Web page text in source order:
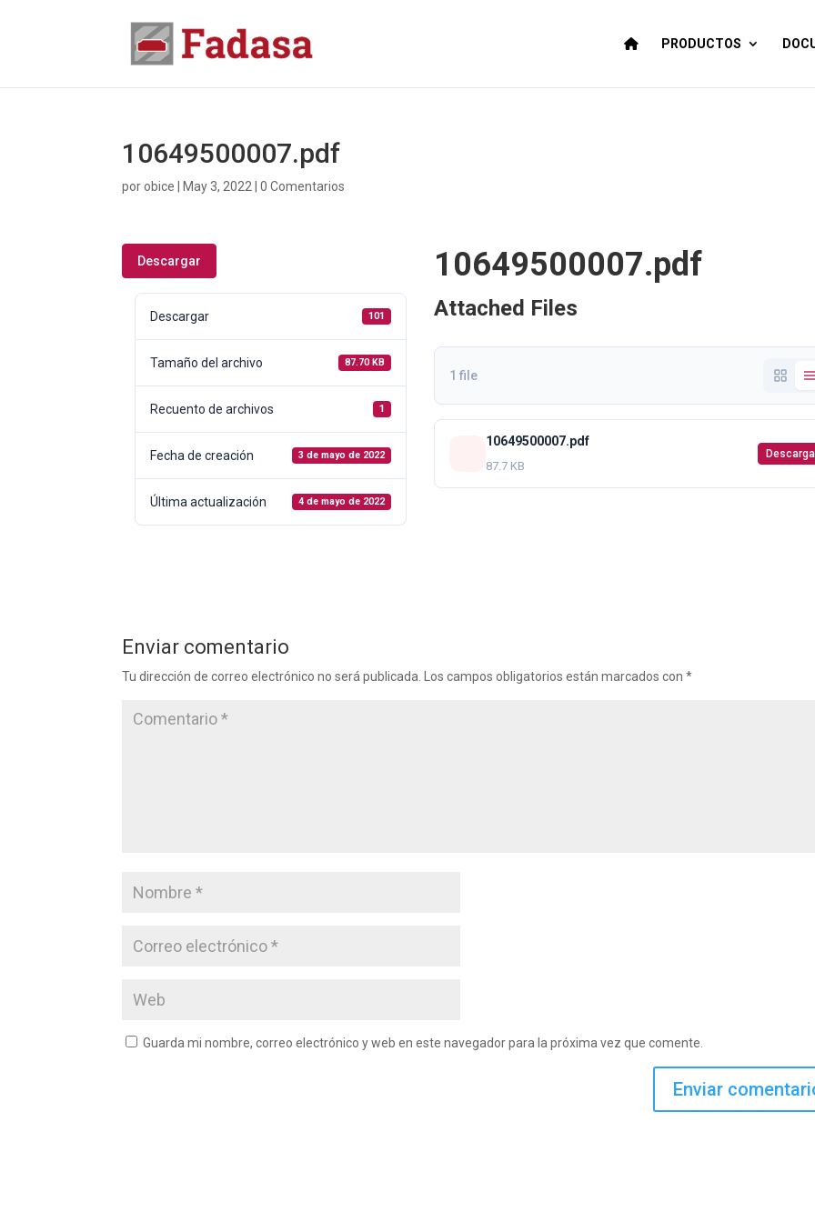
PRODUCTOS
10649500007.pdf
porobice May 3, 2022 |0 Comentarios
Descargar
Descargar 101
Tamaño del archivo 87.70 KB
Recuento de archivos 1
Fecha de creación 3 de mayo de 2022
Última actualización 4 de mayo de 2022
10649500007.pdf
Attached Files
1 file
10649500007.pdf
87.7 KB
Enviar comentario
Tu dirección de correo electrónico no será publicada. Los campos obligatorios están marcados con*
Guarda mi nombre, correo electrónico y web en este navegador para la próxima vez que comente.